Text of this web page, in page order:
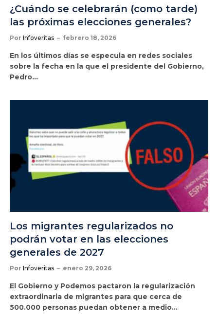
¿Cuándo se celebrarán (como tarde)
las próximas elecciones generales?
Por Infoveritas febrero 18, 2026
En los últimos días se especula en redes sociales
sobre la fecha en la que el presidente del Gobierno,
Pedro…
Los migrantes regularizados no
podrán votar en las elecciones
generales de 2027
Por Infoveritas enero 29, 2026
El Gobierno y Podemos pactaron la regularización
extraordinaria de migrantes para que cerca de
500.000 personas puedan obtener a medio…